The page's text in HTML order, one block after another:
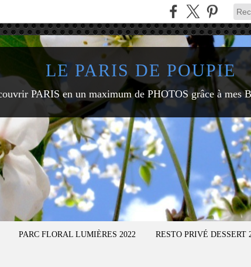
LE PARIS DE POUPIE
PARIS en un maximum de PHOTOS grâce à mes
PARC FLORAL LUMIÈRES 2022 RESTO PRIVÉ DESSERT